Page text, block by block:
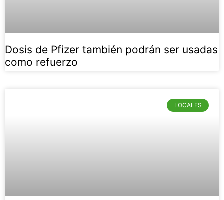
Dosis de Pfizer también podrán ser usadas
como refuerzo
LOCALES